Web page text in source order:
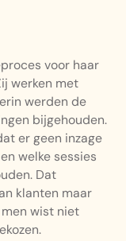
voor haar
werken met
werden de
bijgehouden.
er geen inzage
welke sessies
Dat
klanten maar
wist niet